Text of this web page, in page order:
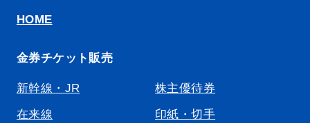
HOME
金券チケット販売
新幹線・JR
株主優待券
在来線
印紙・切手